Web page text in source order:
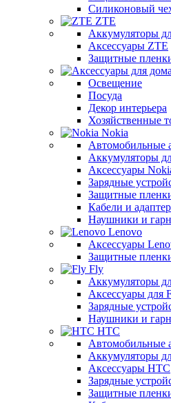
Силиконовый
ZTE
Аккумуляторы
Аксессуары ZTE
Защитные
Освещение
Посуда
Декор интерьера
Хозяйственные
Nokia
Автомобильные
Аккумуляторы
Аксессуары
Зарядные
Защитные
Кабели и
Наушники и
Lenovo
Аксессуары
Защитные
Fly
Аккумуляторы
Аксессуары для
Зарядные
Наушники и
HTC
Автомобильные
Аккумуляторы
Аксессуары HTC
Зарядные
Защитные